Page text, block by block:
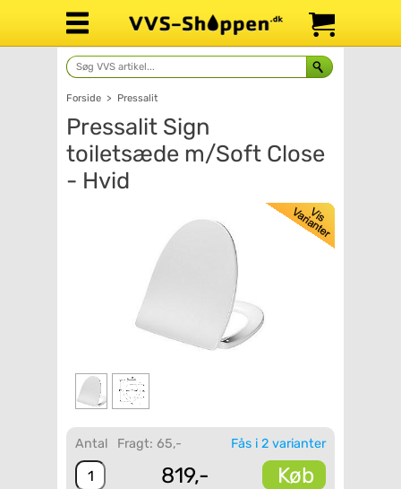
Forside > Pressalit
Pressalit Sign
toiletsæde m/Soft Close
- Hvid
Fås i 2 varianter
Antal Fragt: 65,-
819,- Køb